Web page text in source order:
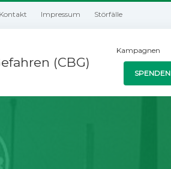
Kontakt Impressum Störfälle
(CBG)
Kampagnen
SPENDEN